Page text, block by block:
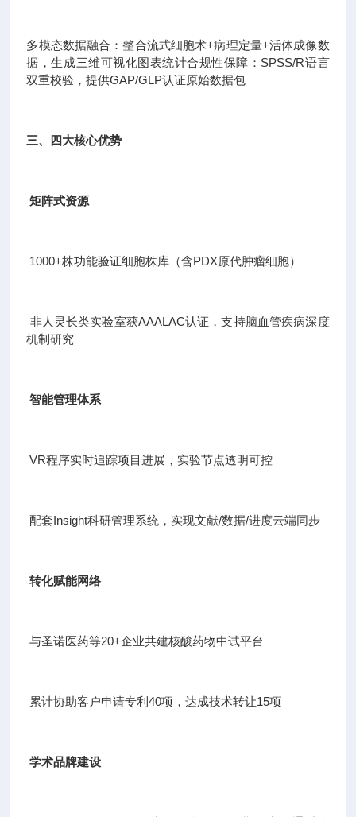
多模态数据融合：整合流式细胞术+病理定量+活体成像数
据，生成三维可视化图表统计合规性保障：SPSS/R语言
双重校验，提供GAP/GLP认证原始数据包
三、四大核心优势
矩阵式资源
1000+株功能验证细胞株库（含PDX原代肿瘤细胞）
非人灵长类实验室获AAALAC认证，支持脑血管疾病深度
机制研究
智能管理体系
VR程序实时追踪项目进展，实验节点透明可控
配套Insight科研管理系统，实现文献/数据/进度云端同步
转化赋能网络
与圣诺医药等20+企业共建核酸药物中试平台
累计协助客户申请专利40项，达成技术转让15项
学术品牌建设